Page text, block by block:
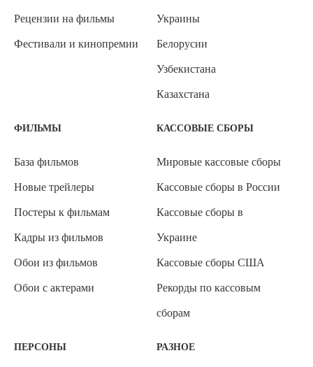
Рецензии на фильмы
Фестивали и кинопремии
Украины
Белорусии
Узбекистана
Казахстана
ФИЛЬМЫ
База фильмов
Новые трейлеры
Постеры к фильмам
Кадры из фильмов
Обои из фильмов
Обои с актерами
КАССОВЫЕ СБОРЫ
Мировые кассовые сборы
Кассовые сборы в России
Кассовые сборы в
Украине
Кассовые сборы США
Рекорды по кассовым
сборам
ПЕРСОНЫ РАЗНОЕ